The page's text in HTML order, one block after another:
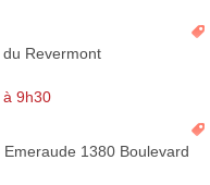
Revermont
9h30
1380 Boulevard